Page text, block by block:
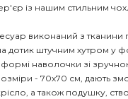
із нашим стильним
виконаний з тканини
дотик штучним хутром у
наволочки зі
- 70х70 см, дають
а також подушку,